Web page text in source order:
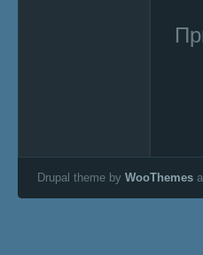
Drupal theme by WooThemes